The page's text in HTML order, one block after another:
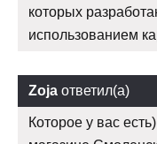
которых
использованием
Zoja ответил(а)
Которое у вас